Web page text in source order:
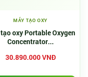
MÁY TẠO OXY
oxy Portable Oxygen
Concentrator...
30.890.000 VNĐ